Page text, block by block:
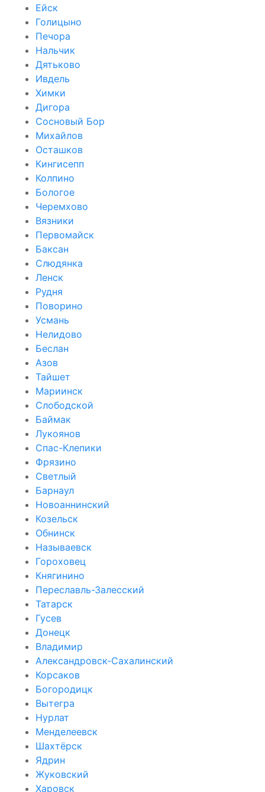
Ейск
Голицыно
Печора
Нальчик
Дятьково
Ивдель
Химки
Дигора
Сосновый Бор
Михайлов
Осташков
Кингисепп
Колпино
Бологое
Черемхово
Вязники
Первомайск
Баксан
Слюдянка
Ленск
Рудня
Поворино
Усмань
Нелидово
Беслан
Азов
Тайшет
Мариинск
Слободской
Баймак
Лукоянов
Спас-Клепики
Фрязино
Светлый
Барнаул
Новоаннинский
Козельск
Обнинск
Называевск
Гороховец
Княгинино
Переславль-Залесский
Татарск
Гусев
Донецк
Владимир
Александровск-Сахалинский
Корсаков
Богородицк
Вытегра
Нурлат
Менделеевск
Шахтёрск
Ядрин
Жуковский
Харовск